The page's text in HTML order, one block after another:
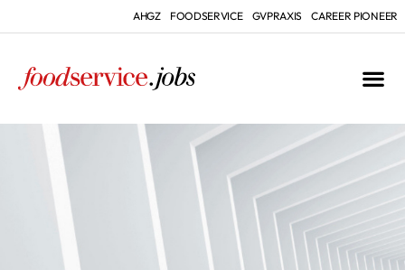
AHGZ FOODSERVICE GVPRAXIS CAREER PIONEER